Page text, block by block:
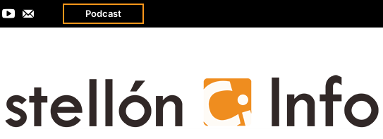
Podcast